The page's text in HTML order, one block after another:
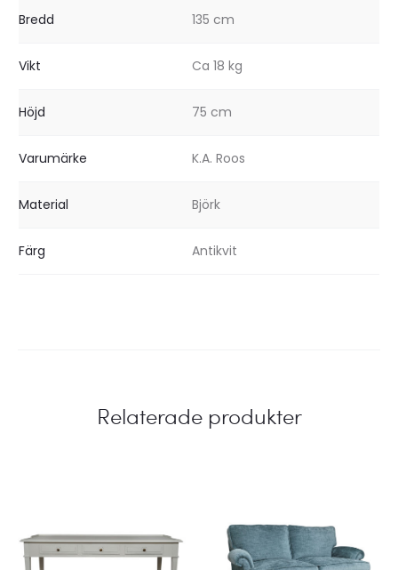
Bredd 135 cm
Vikt Ca 18 kg
Höjd 75 cm
Varumärke K.A. Roos
Material Björk
Färg Antikvit
Relaterade produkter